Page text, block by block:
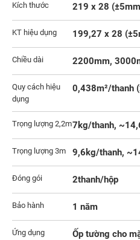
Kích thước 219 x 28
KT hiệu dụng 199,27 x 28
Chiều dài 2200mm,
Quy cách hiệu
dụng
0,438m²/thanh
Trọng lượng 2,2m7kg/thanh,
Trọng lượng 3m 9,6kg/thanh,
Đóng gói 2thanh/hộp
Bảo hành 1 năm
Ứng dụng
Ốp tường cho